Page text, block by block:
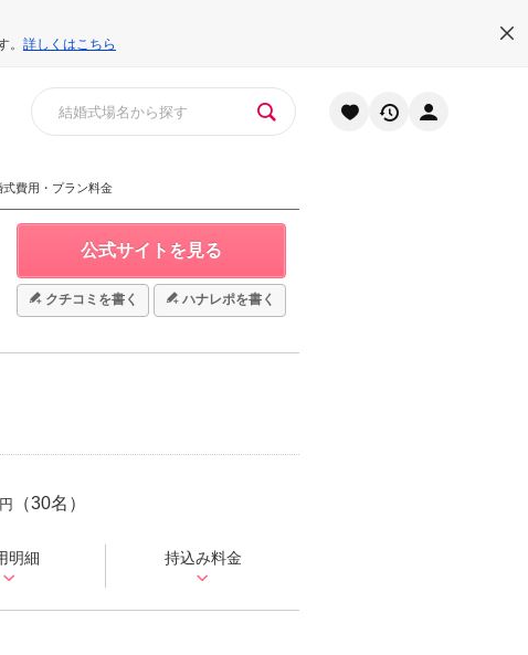
詳しくはこちら
式費用・プラン料金
公式サイトを見る
クチコミを書く ハナレポを書く
（30名）
明細 持込み料金